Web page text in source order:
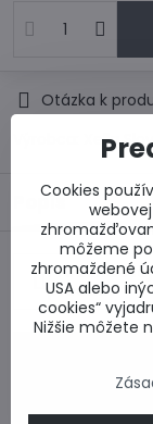
Otázka k
Xella
Popis
produkt
0917
Cookies
môžeme
zhromaždené
USA alebo
cookies“
Nižšie môžete